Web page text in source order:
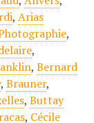
, Arias
,
,
, Bernard
, Brauner,
, Buttay
, Cécile